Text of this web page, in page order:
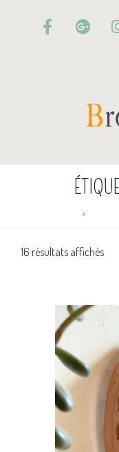
16 résultats affichés